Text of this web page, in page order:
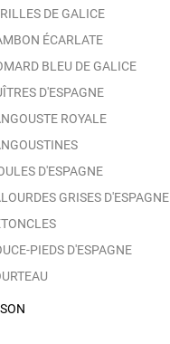
DE GALICE
ÉCARLATE
BLEU DE GALICE
D'ESPAGNE
ROYALE
D'ESPAGNE
GRISES D'ESPAGNE
PIEDS D'ESPAGNE